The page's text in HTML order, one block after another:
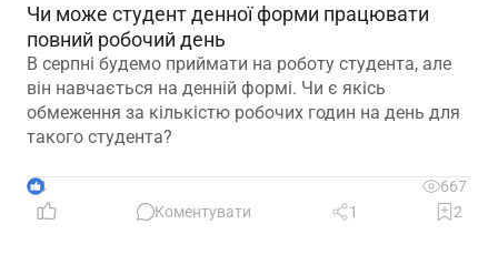
Чи може студент денної форми працювати
повний робочий день
В серпні будемо приймати на роботу студента, але
він навчається на денній формі. Чи є якісь
обмеження за кількістю робочих годин на день для
такого студента?
4
667
Коментувати
1 2